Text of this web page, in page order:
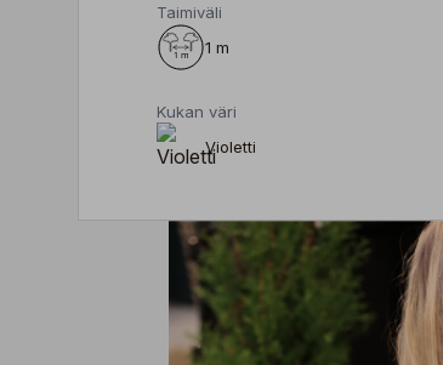
Taimiväli
1 m
Kukan väri
Violetti